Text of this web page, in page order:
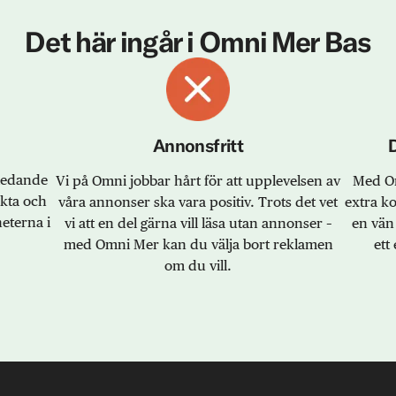
Det här ingår i Omni Mer Bas
och
i
Annonsfritt
Vi på Omni jobbar hårt för att upplevelsen av
våra annonser ska vara positiv. Trots det vet
vi att en del gärna vill läsa utan annonser –
med Omni Mer kan du välja bort reklamen
om du vill.
Med
extra
en
ett